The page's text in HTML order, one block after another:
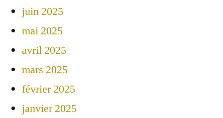
juin 2025
mai 2025
avril 2025
mars 2025
février 2025
janvier 2025